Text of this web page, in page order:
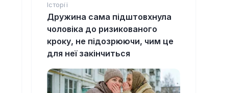
Історії
Дружина сама підштовхнула
чоловіка до ризикованого
кроку, не підозрюючи, чим це
для неї закінчиться